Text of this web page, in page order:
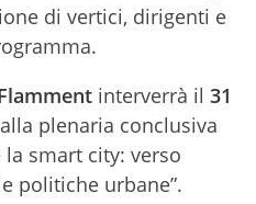
di vertici, dirigenti e
interverrà il 31
plenaria conclusiva
la smart city: verso
politiche urbane”.